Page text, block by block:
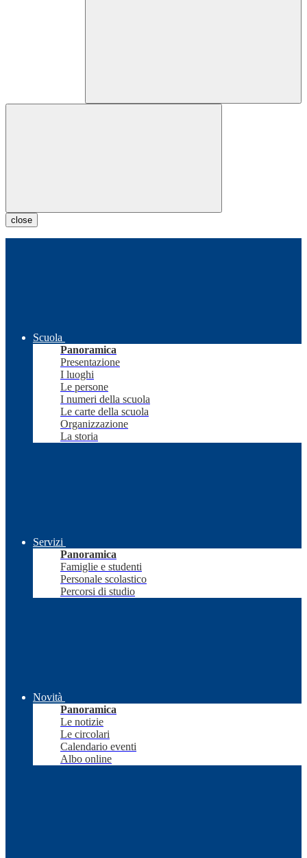
close
Scuola
Panoramica
Presentazione
I luoghi
Le persone
I numeri della scuola
Le carte della scuola
Organizzazione
La storia
Servizi
Panoramica
Famiglie e studenti
Personale scolastico
Percorsi di studio
Novità
Panoramica
Le notizie
Le circolari
Calendario eventi
Albo online